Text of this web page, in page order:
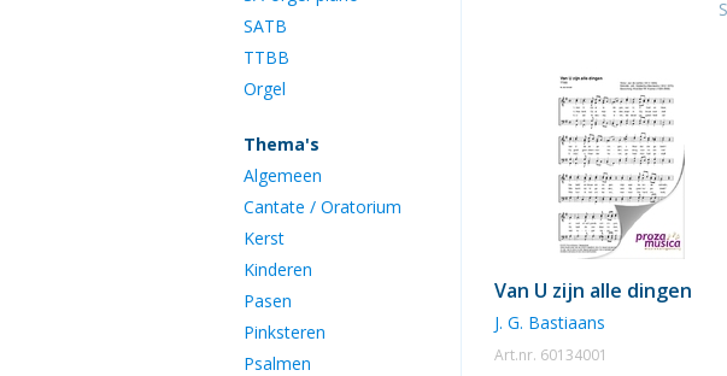
SATB
TTBB
Orgel
Thema's
Algemeen
Cantate / Oratorium
Kerst
Kinderen
Pasen
Pinksteren
Psalmen
Van U zijn alle dingen
J. G. Bastiaans
Art.nr. 60134001